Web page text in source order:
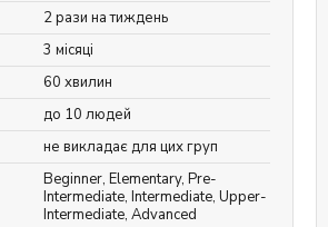
2 рази на тиждень
3 місяці
60 хвилин
до 10 людей
не викладає для цих груп
Beginner, Elementary, Pre-
Intermediate, Intermediate, Upper-
Intermediate, Advanced